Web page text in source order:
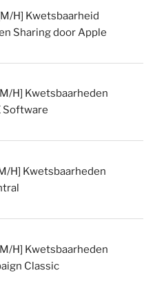
H] Kwetsbaarheid
Sharing door Apple
H] Kwetsbaarheden
Software
H] Kwetsbaarheden
H] Kwetsbaarheden
Classic